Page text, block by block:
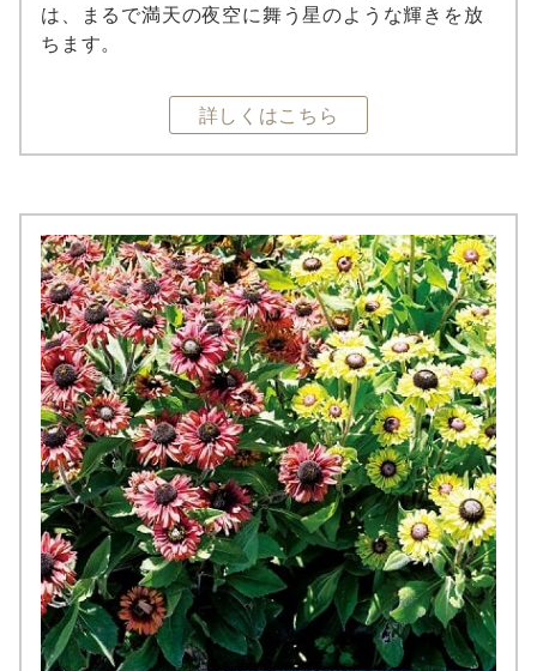
は、まるで満天の夜空に舞う星のような輝きを放
ちます。
詳しくはこちら